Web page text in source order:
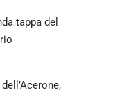
tappa del